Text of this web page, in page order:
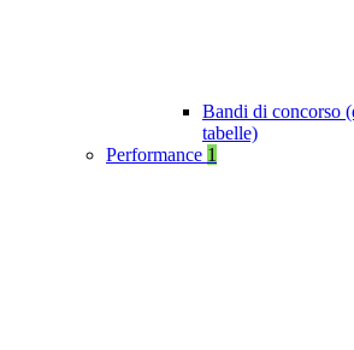
Bandi di concorso
tabelle)
Performance 1